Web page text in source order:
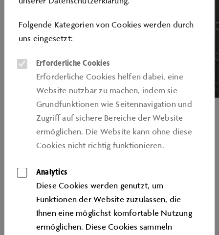
Im Spa stehen Ihnen zwei Dampfbäder und zwei
Saunen zur Verfügung. Aus einer Vielzahl an Massagen
nach Ihren Bedürfnissen wählen. Ein besonderes
Highlight des The Ritz-Carlton Spa ist der
schwimmende Außenpool. Umgeben von Bäumen
liegt er direkt im Hafenbecken und wartet angenehm
beheizt auf Sie. Genießen Sie das außergewöhnliche
Folgende Kategorien von Cookies werden durch
uns eingesetzt:
Erforderliche Cookies
Erforderliche Cookies helfen dabei, eine
Website nutzbar zu machen, indem sie
Grundfunktionen wie Seitennavigation und
Zugriﬀ auf sichere Bereiche der Website
ermöglichen. Die Website kann ohne diese
Cookies nicht richtig funktionieren.
Analytics
Diese Cookies werden genutzt, um
Funktionen der Website zuzulassen, die
Ihnen eine möglichst komfortable Nutzung
ermöglichen. Diese Cookies sammeln